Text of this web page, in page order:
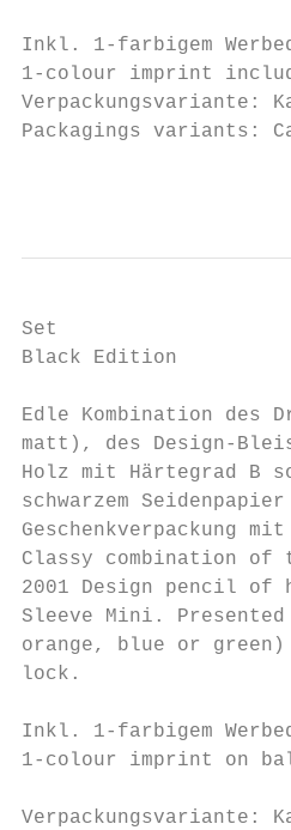
Inkl. 1-farbigem
1-colour imprint
Packagings
Set
Black Edition
Edle Kombination des
matt), des Design-
Holz mit Härtegrad B
schwarzem
Geschenkverpackung
Classy combination
2001 Design pencil of
Sleeve Mini.
orange, blue or
lock.
Inkl. 1-farbigem
1-colour imprint on
Verpackungsvariante: